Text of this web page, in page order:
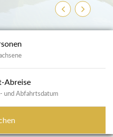
ZurückWeiter
Abreise
und Abfahrtsdatum